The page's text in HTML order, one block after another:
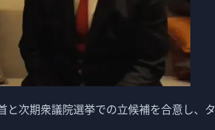
と次期衆議院選挙での立候補を合意し、タ